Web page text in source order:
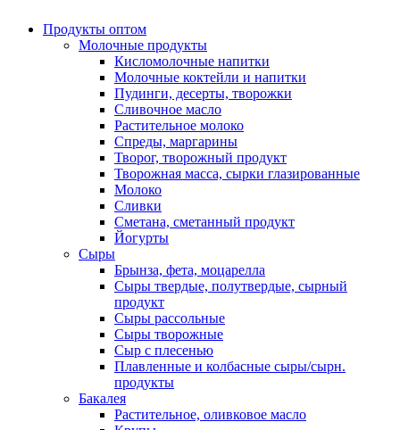
Продукты оптом
Молочные продукты
Кисломолочные напитки
Молочные коктейли и напитки
Пудинги, десерты, творожки
Сливочное масло
Растительное молоко
Спреды, маргарины
Творог, творожный продукт
Творожная масса, сырки глазированные
Молоко
Сливки
Сметана, сметанный продукт
Йогурты
Сыры
Брынза, фета, моцарелла
Сыры твердые, полутвердые, сырный
продукт
Сыры рассольные
Сыры творожные
Сыр с плесенью
Плавленные и колбасные сыры/сырн.
продукты
Бакалея
Растительное, оливковое масло